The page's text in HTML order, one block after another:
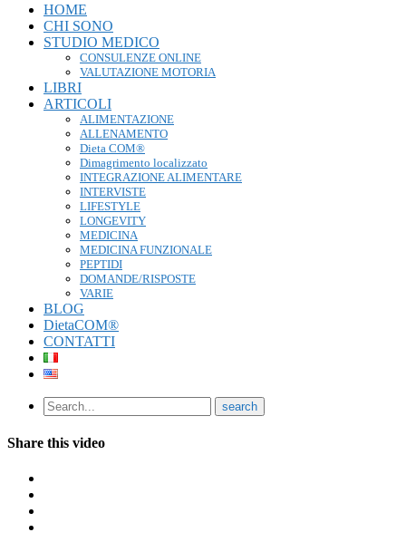
HOME
CHI SONO
STUDIO MEDICO
CONSULENZE ONLINE
VALUTAZIONE MOTORIA
LIBRI
ARTICOLI
ALIMENTAZIONE
ALLENAMENTO
Dieta COM®
Dimagrimento localizzato
INTEGRAZIONE ALIMENTARE
INTERVISTE
LIFESTYLE
LONGEVITY
MEDICINA
MEDICINA FUNZIONALE
PEPTIDI
DOMANDE/RISPOSTE
VARIE
BLOG
DietaCOM®
CONTATTI
Share this video